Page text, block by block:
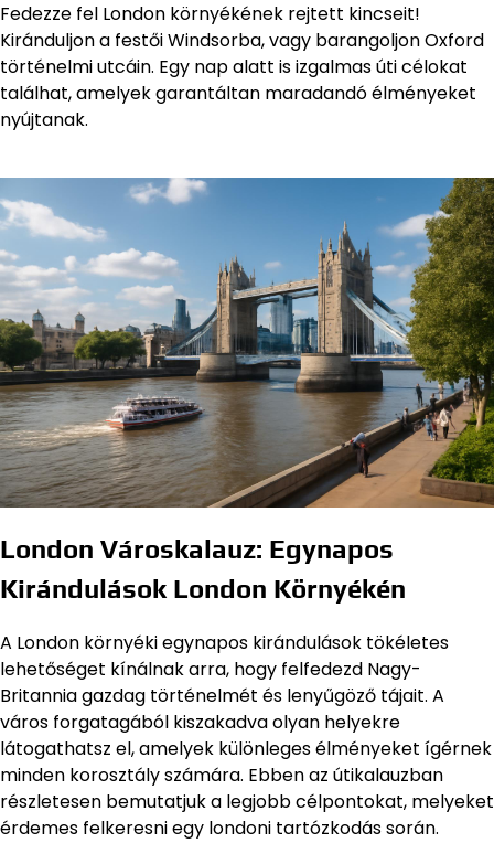
Fedezze fel London környékének rejtett kincseit!
Kiránduljon a festői Windsorba, vagy barangoljon Oxford
történelmi utcáin. Egy nap alatt is izgalmas úti célokat
találhat, amelyek garantáltan maradandó élményeket
nyújtanak.
London Városkalauz: Egynapos
Kirándulások London Környékén
A London környéki egynapos kirándulások tökéletes
lehetőséget kínálnak arra, hogy felfedezd Nagy-
Britannia gazdag történelmét és lenyűgöző tájait. A
város forgatagából kiszakadva olyan helyekre
látogathatsz el, amelyek különleges élményeket ígérnek
minden korosztály számára. Ebben az útikalauzban
részletesen bemutatjuk a legjobb célpontokat, melyeket
érdemes felkeresni egy londoni tartózkodás során.